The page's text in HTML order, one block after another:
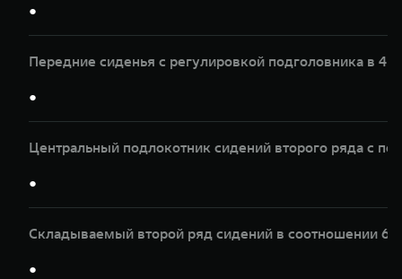
●
Передние сиденья с регулировкой подголовника в 4
●
Центральный подлокотник сидений второго ряда с
●
Складываемый второй ряд сидений в соотношении
●